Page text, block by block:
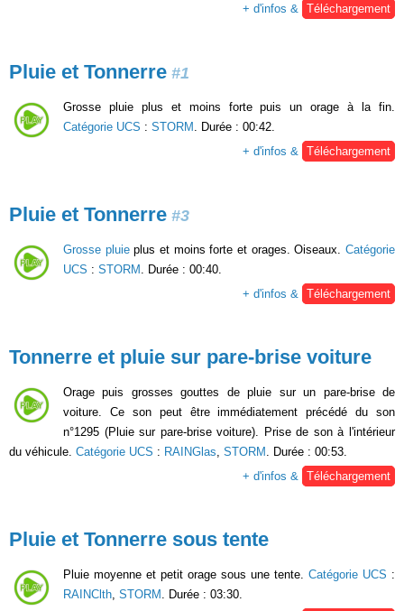
+ d'infos & Téléchargement
Pluie et Tonnerre #1
Grosse pluie plus et moins forte puis un orage à la fin.
Catégorie UCS : STORM . Durée : 00:42.
+ d'infos & Téléchargement
Pluie et Tonnerre #3
Grosse pluieplus et moins forte et orages. Oiseaux.Catégorie
UCS : STORM . Durée : 00:40.
+ d'infos & Téléchargement
Tonnerre et pluie sur pare-brise voiture
Orage puis grosses gouttes de pluie sur un pare-brise de
voiture. Ce son peut être immédiatement précédé du son
n°1295 (Pluie sur pare-brise voiture). Prise de son à l'intérieur
du véhicule. Catégorie UCS : RAINGlas, STORM . Durée : 00:53.
+ d'infos & Téléchargement
Pluie et Tonnerre sous tente
Pluie moyenne et petit orage sous une tente. Catégorie UCS :
RAINClth, STORM . Durée : 03:30.